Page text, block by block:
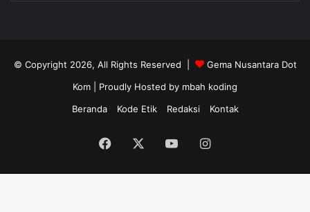
© Copyright 2026, All Rights Reserved |
Gema Nusantara Dot
Kom | Proudly Hosted by mbah koding
Beranda
Kode Etik Redaksi Kontak
Facebook YouTubeInstagram